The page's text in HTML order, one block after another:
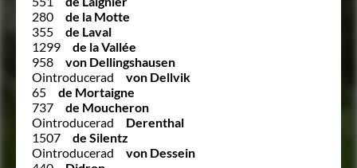
280
de la Motte
355
de Laval
1299
de la Vallée
958
von Dellingshausen
Ointroducerad
von Dellvik
65
de Mortaigne
737
de Moucheron
Ointroducerad
Derenthal
1507
de Silentz
Ointroducerad
von Dessein